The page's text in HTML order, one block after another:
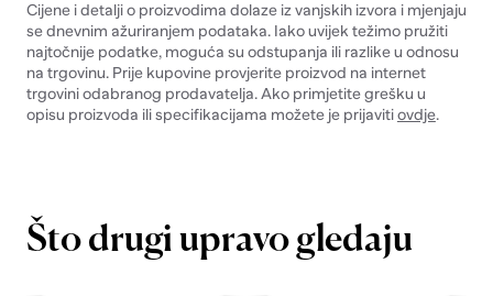
Cijene i detalji o proizvodima dolaze iz vanjskih izvora i mjenjaju
se dnevnim ažuriranjem podataka. Iako uvijek težimo pružiti
najtočnije podatke, moguća su odstupanja ili razlike u odnosu
na trgovinu. Prije kupovine provjerite proizvod na internet
trgovini odabranog prodavatelja. Ako primjetite grešku u
opisu proizvoda ili specifikacijama možete je prijavitiovdje.
Što drugi upravo gledaju